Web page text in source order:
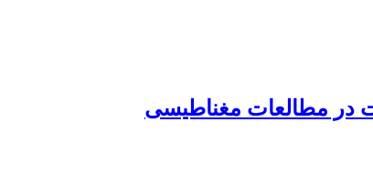
در مطالعات مغناطیسی